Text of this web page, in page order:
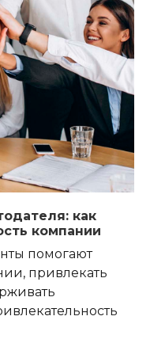
как
компании
помогают
привлекать